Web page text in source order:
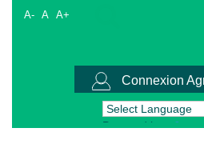
A- A A+
Connexion
Powered by